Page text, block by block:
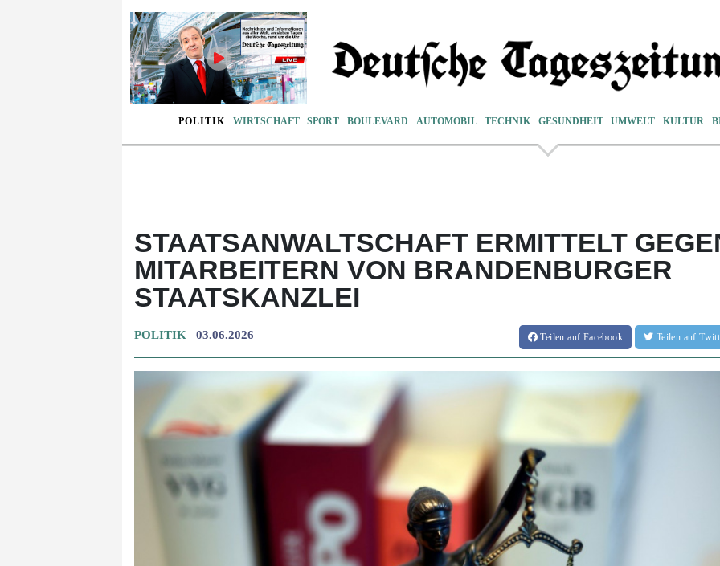
POLITIK WIRTSCHAFT SPORT BOULEVARD AUTOMOBIL TECHNIK GESUNDHEIT UMWELT KULTUR
STAATSANWALTSCHAFT ERMITTELT
MITARBEITERN VON BRANDENBURGER
STAATSKANZLEI
POLITIK 03.06.2026 Teilenauf Facebook Teilen auf